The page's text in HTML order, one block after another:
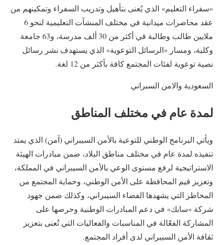
«سفراء التعليم» الذي يُعنى بتأهيل وتدريب السفراء وتمكينهم من
عقد محاضرات ميدانية في مختلف المنشآت التعليمية لنحو 6
ملايين طالب وطالبة في أكثر من 30 ألف مدرسة، و63 جامعة
وكلية، ومسار «الرسائل التوعوية» الذي يستهدف نشر رسائل
نصية توعوية لفئات المجتمع كافة بأكثر من 12 لغة.
السعودية والامن السبراني
لمدة عام في مختلف المناطق
ويأتي البرنامج الوطني للتوعية بالأمن السيبراني (آمن) الذي يمتد
تنفيذه لمدة عام في مختلف مناطق البلاد، ضمن مبادرات الهيئة
الاستراتيجية لرفع مستوى الوعي بالأمن السيبراني في المملكة،
وتعزيز قيم المحافظة على الأمن الوطني، وحماية المجتمع من
المخاطر التي يشهدها الفضاء السيبراني، وكذلك ضمن جهود
شركة «سابك» في دعم المبادرات الوطنية وحرصها على
المشاركة الفعّالة في المناسبات والفعاليات التي تُعنى بتعزيز
ثقافة الأمن السيبراني لدى أفراد المجتمع.